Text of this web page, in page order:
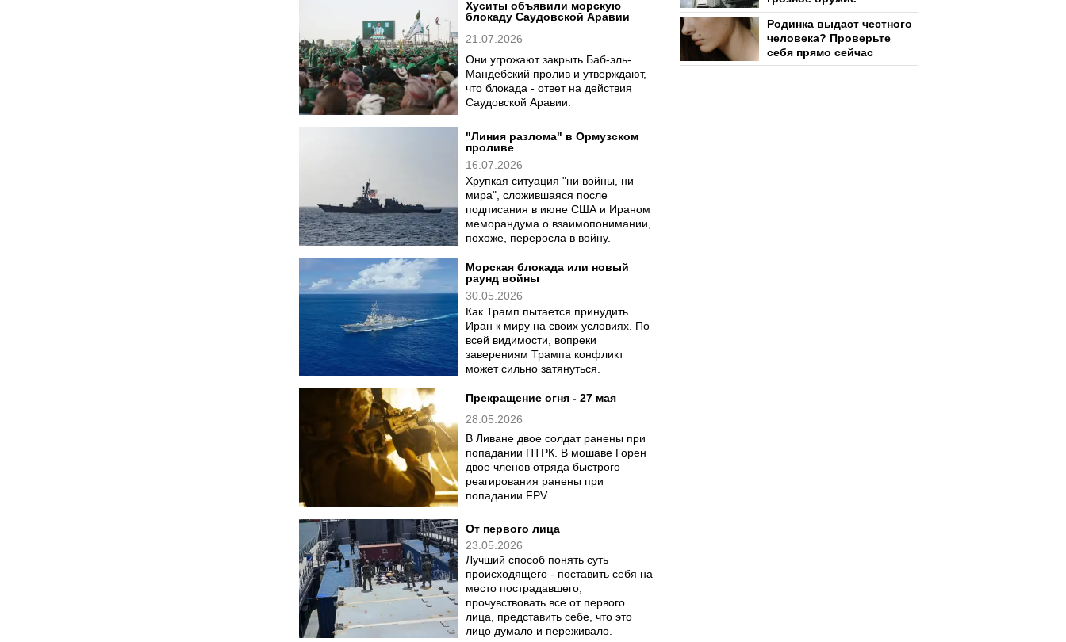
21.07.2026
новую серию ударов по Ирану с
целью "дальнейшего ослабления"
его возможностей атаковать суда в
Ормузском проливе.
21.07.2026
Они угрожают закрыть Баб-эль-
Мандебский пролив и утверждают,
что блокада - ответ на действия
Саудовской Аравии.
16.07.2026
Хрупкая ситуация "ни войны, ни
мира", сложившаяся после
подписания в июне США и Ираном
меморандума о взаимопонимании,
похоже, переросла в войну.
30.05.2026
Как Трамп пытается принудить
Иран к миру на своих условиях. По
всей видимости, вопреки
заверениям Трампа конфликт
может сильно затянуться.
28.05.2026
В Ливане двое солдат ранены при
попадании ПТРК. В мошаве Горен
двое членов отряда быстрого
реагирования ранены при
попадании FPV.